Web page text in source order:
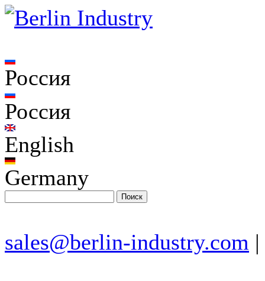
Россия
Россия
English
Germany
sales@berlin-industry.com |